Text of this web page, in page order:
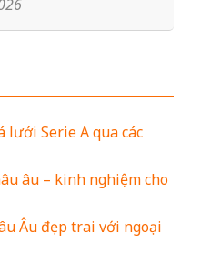
lưới Serie A qua các
âu – kinh nghiệm cho
Âu đẹp trai với ngoại